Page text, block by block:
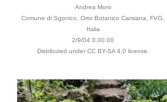
Andrea Moro
Comune di Sgonico, Orto Botanico Carsiana, FVG,
Italia
2/9/04 0.00.00
Distributed under CC BY-SA 4.0 license.